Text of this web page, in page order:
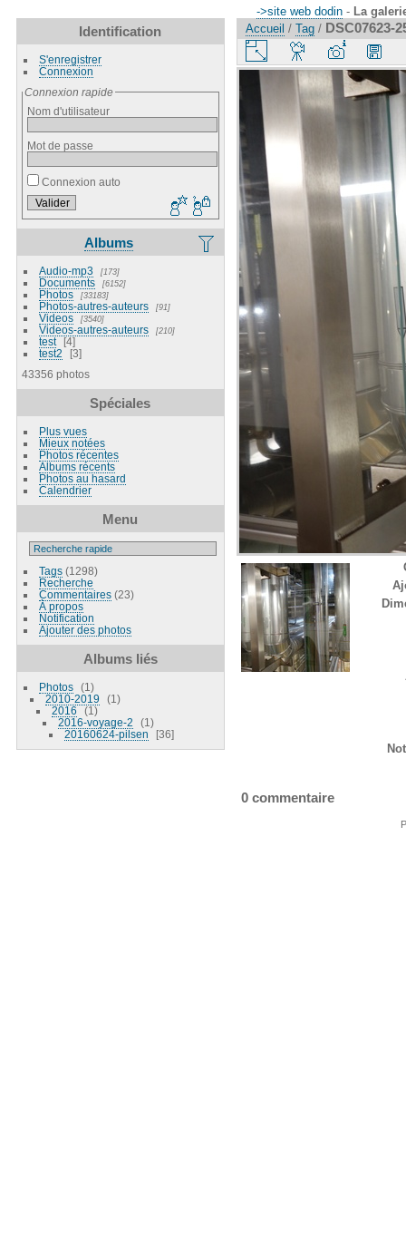
->site web dodin - La
Identification
S'enregistrer
Connexion
Connexion rapide
Nom d'utilisateur
Mot de passe
Connexion auto
Albums
Audio-mp3 173
Documents 6152
Photos 33183
Photos-autres-auteurs 91
Videos 3540
Videos-autres-auteurs 210
test
4
test2
3
43356 photos
Spéciales
Plus vues
Mieux notées
Photos récentes
Albums récents
Photos au hasard
Calendrier
Menu
Tags(1298)
Recherche
Commentaires(23)
À propos
Notification
Ajouter des photos
Albums liés
Photos
1
2010-2019
1
2016
1
2016-voyage-2
1
20160624-pilsen
36
Accueil / Tag / DSC07623-
0 commentaire